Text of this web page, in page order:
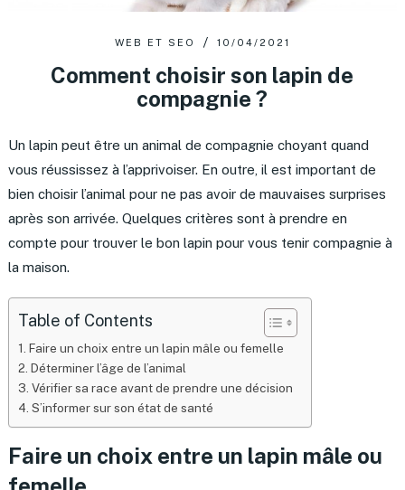
WEB ET SEO 10/04/2021
Comment choisir son lapin de
compagnie ?
Un lapin peut être un animal de compagnie choyant quand
vous réussissez à l’apprivoiser. En outre, il est important de
bien choisir l’animal pour ne pas avoir de mauvaises surprises
après son arrivée. Quelques critères sont à prendre en
compte pour trouver le bon lapin pour vous tenir compagnie à
la maison.
Table of Contents
Faire un choix entre un lapin mâle ou femelle
Déterminer l’âge de l’animal
Vérifier sa race avant de prendre une décision
S’informer sur son état de santé
Faire un choix entre un lapin mâle ou